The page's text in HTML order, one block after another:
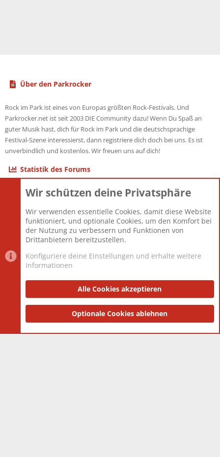
Über den Parkrocker
Rock im Park ist eines von Europas größten Rock-Festivals. Und
Parkrocker.net ist seit 2003 DIE Community dazu! Wenn Du Spaß an
guter Musik hast, dich für Rock im Park und die deutschsprachige
Festival-Szene interessierst, dann registriere dich doch bei uns. Es ist
unverbindlich und kostenlos. Wir freuen uns auf dich!
Statistik des Forums
Themen
Mitglieder
12.425
Neuestes Mitglied
Toddster85
Datenschutzerklärung Impressum
Community platform by XenForo® © 2010-2025 XenForo Ltd.
and add-ons by ThemeHouse
Wir schützen deine Privatsphäre
Wir verwenden essentielle Cookies, damit diese Website
funktioniert, und optionale Cookies, um den Komfort bei
der Nutzung zu verbessern und Funktionen von
Drittanbietern bereitzustellen.
Konfiguriere deine Einstellungen und erhalte weitere
Informationen
Alle Cookies akzeptieren
Optionale Cookies ablehnen